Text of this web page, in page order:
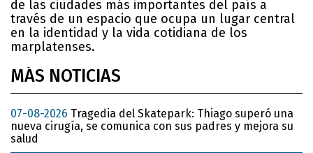
de las ciudades más importantes del país a
través de un espacio que ocupa un lugar central
en la identidad y la vida cotidiana de los
marplatenses.
MÁS NOTICIAS
07-08-2026 Tragedia del Skatepark: Thiago superó una
nueva cirugía, se comunica con sus padres y mejora su
salud